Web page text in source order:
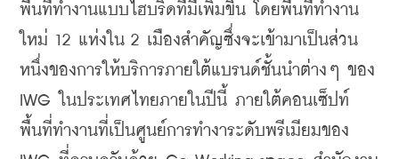
พื้นที่ทำงานแบบไฮบริดที่มีเพิ่มขึ้น โดยพื้นที่ทำงาน
ใหม่ 12 แห่งใน 2 เมืองสำคัญซึ่งจะเข้ามาเป็นส่วน
หนึ่งของการให้บริการภายใต้แบรนด์ชั้นนำต่างๆ ของ
IWG ในประเทศไทยภายในปีนี้ ภายใต้คอนเซ็ปท์
พื้นที่ทำงานที่เป็นศูนย์การทำงาระดับพรีเมียมของ